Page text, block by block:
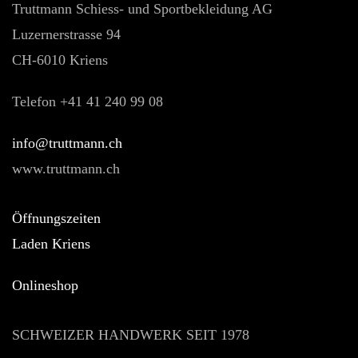
Truttmann Schiess- und Sportbekleidung AG
Luzernerstrasse 94
CH-6010 Kriens
Telefon +41 41 240 99 08
hc.nnamtturt@ofni
www.truttmann.ch
Öffnungszeiten
Laden Kriens
Onlineshop
SCHWEIZER HANDWERK SEIT 1978